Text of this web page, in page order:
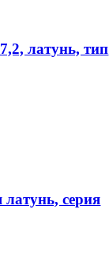
латунь, тип
серия